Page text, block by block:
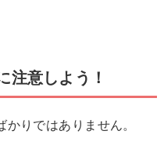
注意しよう！
りではありません。